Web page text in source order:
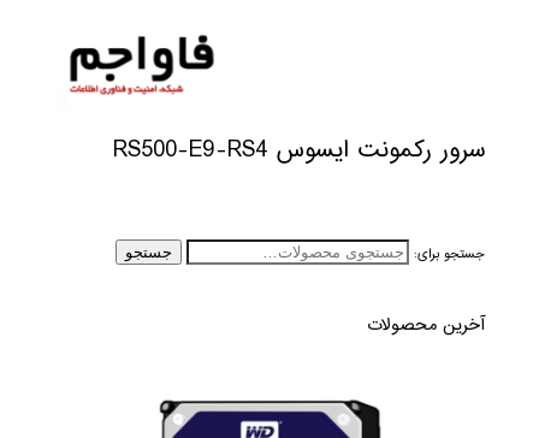
سرور رکمونت ایسوس RS500-E9-RS4
جستجو برای: جستجو
آخرین محصولات